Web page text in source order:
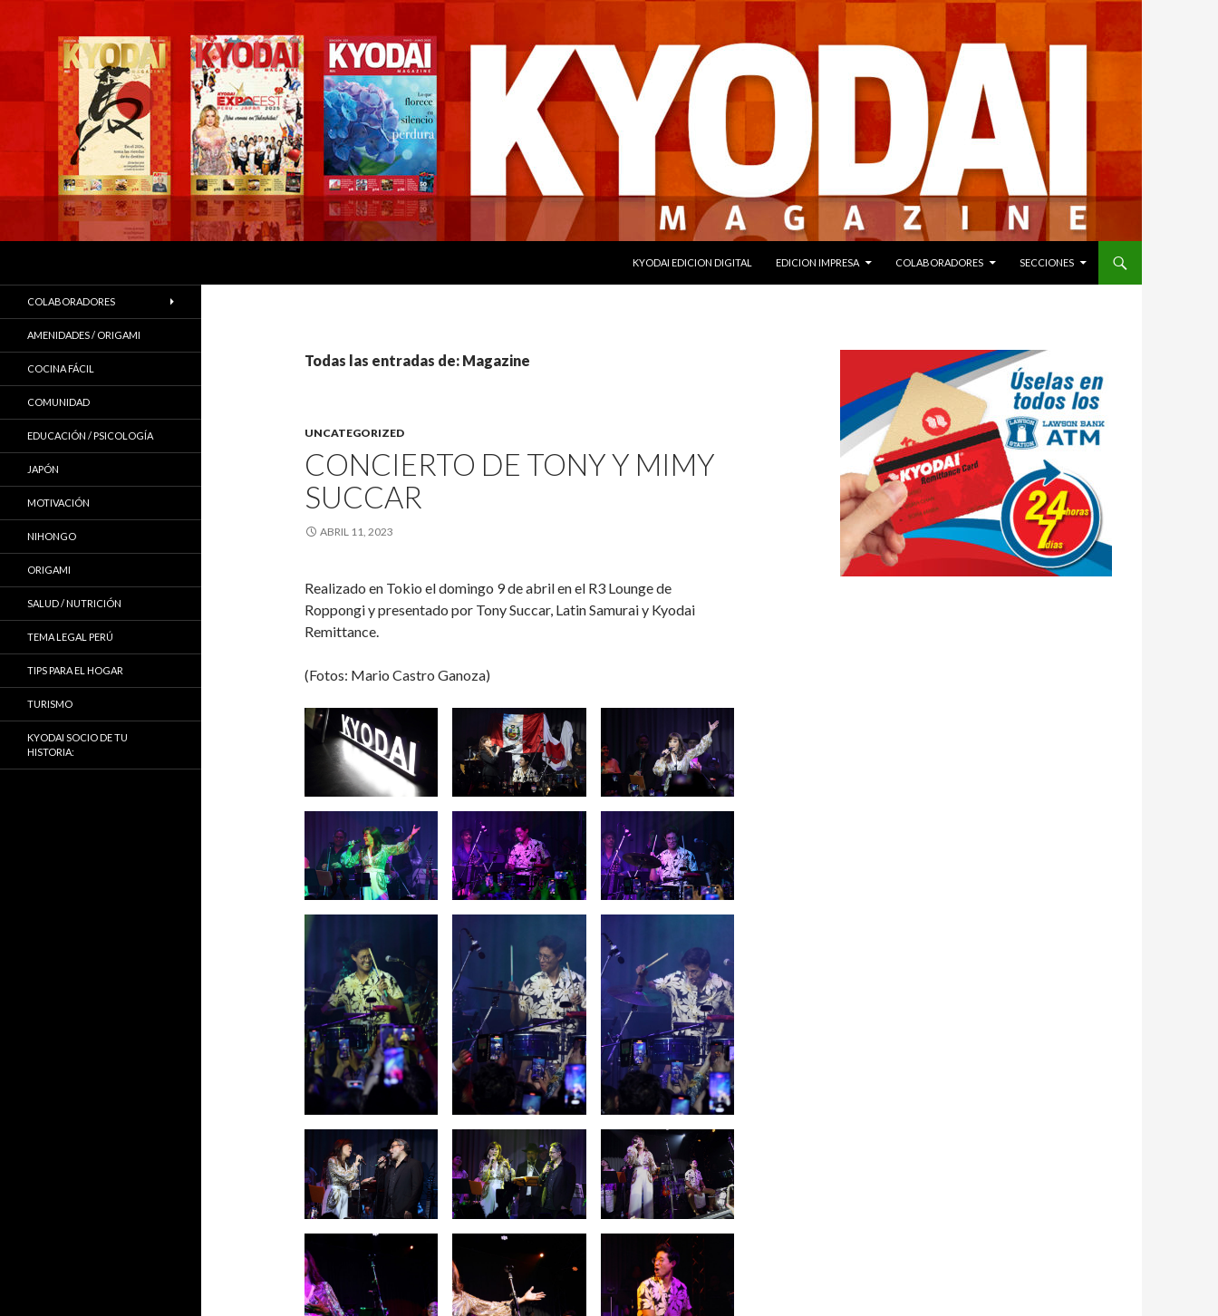
KYODAI EDICION DIGITAL
EDICION IMPRESA COLABORADORES SECCIONES
Todas las entradas de: Magazine
UNCATEGORIZED
CONCIERTO DE TONY Y MIMY
SUCCAR
ABRIL 11, 2023
Realizado en Tokio el domingo 9 de abril en el R3 Lounge de
Roppongi y presentado por Tony Succar, Latin Samurai y Kyodai
Remittance.
(Fotos: Mario Castro Ganoza)
COLABORADORES
AMENIDADES / ORIGAMI
COCINA FÁCIL
COMUNIDAD
EDUCACIÓN / PSICOLOGÍA
JAPÓN
MOTIVACIÓN
NIHONGO
ORIGAMI
SALUD / NUTRICIÓN
TEMA LEGAL PERÚ
TIPS PARA EL HOGAR
TURISMO
KYODAI SOCIO DE TU
HISTORIA: